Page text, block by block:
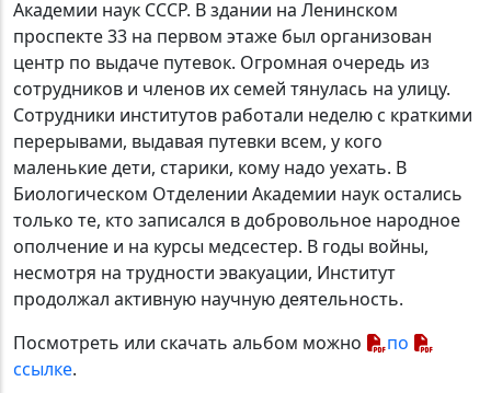
Академии наук СССР. В здании на Ленинском
проспекте 33 на первом этаже был организован
центр по выдаче путевок. Огромная очередь из
сотрудников и членов их семей тянулась на улицу.
Сотрудники институтов работали неделю с краткими
перерывами, выдавая путевки всем, у кого
маленькие дети, старики, кому надо уехать. В
Биологическом Отделении Академии наук остались
только те, кто записался в добровольное народное
ополчение и на курсы медсестер. В годы войны,
несмотря на трудности эвакуации, Институт
продолжал активную научную деятельность.
Посмотреть или скачать альбом можно
по
ссылке.